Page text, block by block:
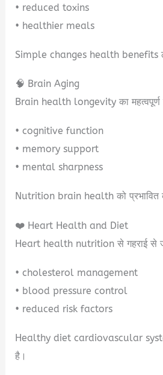
• reduced toxins
• healthier meals
Simple changes health benefits
🧠 Brain Aging
Brain health longevity का महत्वपूर्ण
• cognitive function
• memory support
• mental sharpness
Nutrition brain health को प्रभावित
❤️ Heart Health and Diet
Heart health nutrition से गहराई से
• cholesterol management
• blood pressure control
• reduced risk factors
Healthy diet cardiovascular
है।